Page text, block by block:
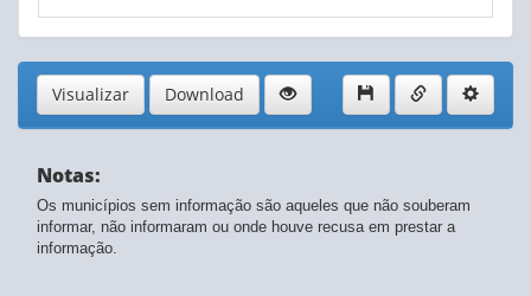
Visualizar Download
Notas:
Os municípios sem informação são aqueles que não souberam
informar, não informaram ou onde houve recusa em prestar a
informação.